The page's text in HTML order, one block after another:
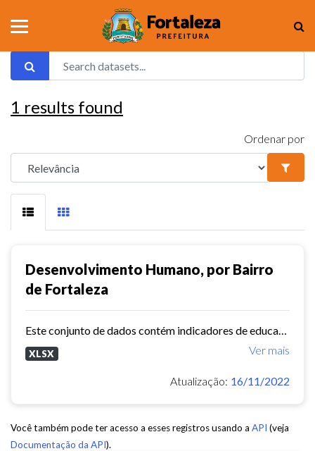
1 results found
Ordenar por
Desenvolvimento Humano, por Bairro
de Fortaleza
Ver mais
XLSX
Atualização: 16/11/2022
Você também pode ter acesso a esses registros usando a API (veja
Documentação da API).